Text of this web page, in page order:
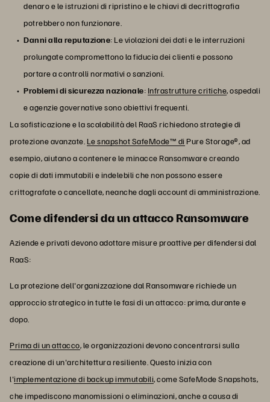
denaro e le istruzioni di ripristino e le chiavi di decrittografia
potrebbero non funzionare.
Danni alla reputazione: Le violazioni dei dati e le interruzioni
prolungate compromettono la fiducia dei clienti e possono
portare a controlli normativi o sanzioni.
Problemi di sicurezza nazionale: Infrastrutture critiche, ospedali
e agenzie governative sono obiettivi frequenti.
La sofisticazione e la scalabilità del RaaS richiedono strategie di
protezione avanzate.Le snapshot SafeMode™ di Pure Storage®, ad
esempio, aiutano a contenere le minacce Ransomware creando
copie di dati immutabili e indelebili che non possono essere
crittografate o cancellate, neanche dagli account di amministrazione.
Come difendersi da un attacco Ransomware
Aziende e privati devono adottare misure proattive per difendersi dal
RaaS:
La protezione dell'organizzazione dal Ransomware richiede un
approccio strategico in tutte le fasi di un attacco: prima, durante e
dopo.
Prima di un attacco, le organizzazioni devono concentrarsi sulla
creazione di un'architettura resiliente. Questo inizia con
l'implementazione di backup immutabili, come SafeMode Snapshots,
che impediscono manomissioni o eliminazioni, anche a causa di